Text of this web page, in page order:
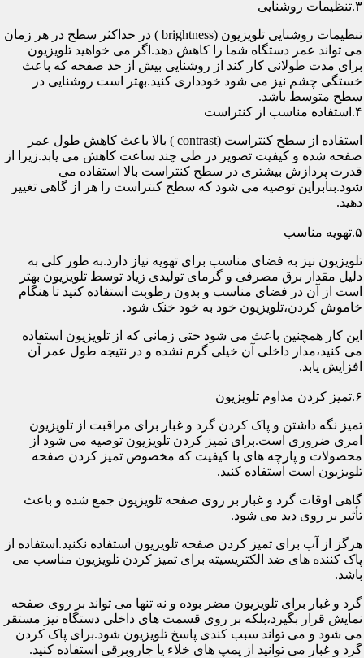
۳.تنظیمات روشنایی
تنظیمات روشنایی تلویزیون (brightness ) در حداکثر سطح در هر زمان
می تواند عمر دستگاه شما را کاهش دهد.اگر می خواهید تلویزیون
برای مدت طولانی کار کند از روشنایی بیش از حد صفحه که باعث
خستگی چشم نیز می شود خودداری کنید.بهتر است روشنایی در
سطح متوسط باشد.
۴.استفاده مناسب از کنتراست
استفاده از سطح کنتراست (contrast ) بالا باعث کاهش طول عمر
صفحه شده و کیفیت تصویر در طی چند ساعت کاهش می یابد.زیرا از
قدرت پردازش بیشتری در سطح کنتراست بالا استفاده می
شود.بنابراین توصیه می شود که سطح کنتراست را هر از گاهی تغییر
دهید.
۵.تهویه مناسب
تلویزیون نیز به فضای مناسب برای تهویه نیاز دارد.به طور کلی به
دلیل مقدار برق مصرفی و گرمای تولیدی زیاد توسط تلویزیون بهتر
است از آن در فضای مناسب و بدون رطوبت استفاده کنید تا هنگام
خاموش کردن،تلویزیون خود به خود خنک شود.
این کار همچنین باعث می شود حتی زمانی که از تلویزیون استفاده
می کنید،مدار داخلی آن خیلی گرم نشده و در نتیجه طول عمر آن
افزایش یابد.
۶.تمیز کردن مداوم تلویزیون
تمیز نگه داشتن و پاک کردن گرد و غبار برای مراقبت از تلویزیون
امری ضروری است.برای تمیز کردن تلویزیون توصیه می شود از
محصولات و پارچه های با کیفیت که مخصوص تمیز کردن صفحه
تلویزیون است استفاده کنید.
گاهی اوقات گرد و غبار بر روی صفحه تلویزیون جمع شده و باعث
تأثیر بر روی دید می شود.
هرگز از آب برای تمیز کردن صفحه تلویزیون استفاده نکنید.استفاده از
پاک کننده های ضد الکتریسیته برای تمیز کردن تلویزیون مناسب می
باشد.
گرد و غبار برای تلویزیون مضر بوده و نه تنها می تواند بر روی صفحه
نمایش قرار بگیرد،بلکه بر روی قسمت های داخلی دستگاه نیز مستقر
می شود و می تواند سبب کندی پاسخ تلویزیون شود.برای پاک کردن
گرد و غبار می توانید از پمپ های خلاء یا جاروبرقی استفاده کنید.